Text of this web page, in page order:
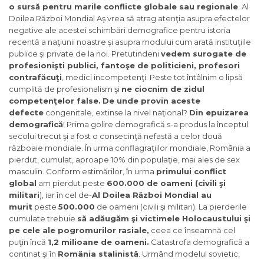
o sursă pentru marile conflicte globale sau regionale . Al
Doilea Război Mondial Aş vrea să atrag atenţia asupra efectelor
negative ale acestei schimbări demografice pentru istoria
recentă a naţiunii noastre şi asupra modului cum arată instituţiile
publice şi private de la noi. Pretutindenivedem surogate de
profesionişti publici, fantoşe de politicieni, profesori
contrafăcuţi , medici incompetenţi. Peste tot întâlnim o lipsă
cumplită de profesionalism şi ne ciocnim de zidul
competenţelor false. De unde provin aceste
defecte congenitale, extinse la nivel naţional? Din epuizarea
demografică! Prima golire demografică s-a produs la începtul
secolui trecut şi a fost o consecinţă nefastă a celor două
războaie mondiale. În urma conflagraţiilor mondiale, România a
pierdut, cumulat, aproape 10% din populaţie, mai ales de sex
masculin. Conform estimărilor, în urma primului conflict
global am pierdut peste 600.000 de oameni (civili şi
militari), iar în cel de-Al Doilea Război Mondial au
murit peste 500.000 de oameni (civili şi militari). La pierderile
cumulate trebuie să adăugăm şi victimele Holocaustului şi
pe cele ale pogromurilor rasiale, ceea ce înseamnă cel
puţin încă 1,2 milioane de oameni. Catastrofa demografică a
continat şi în România stalinistă . Urmând modelul sovietic,